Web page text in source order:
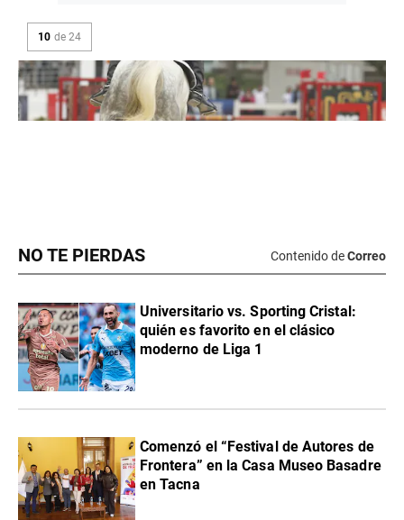
NO TE PIERDAS Contenido deCorreo
Universitario vs. Sporting Cristal:
quién es favorito en el clásico
moderno de Liga 1
Comenzó el “Festival de Autores de
Frontera” en la Casa Museo Basadre
en Tacna